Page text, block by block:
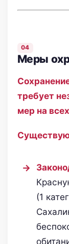
Меры
требует
мер на
(1